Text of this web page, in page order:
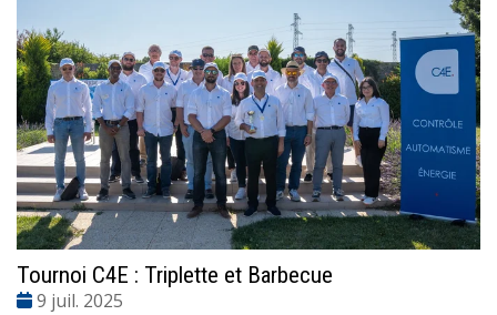
Tournoi C4E : Triplette et Barbecue
Date
9 juil. 2025